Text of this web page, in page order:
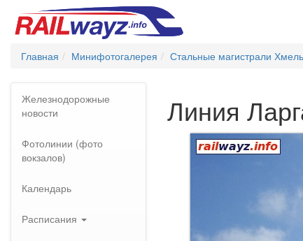
Главная Минифотогалерея Стальные магистрали
Железнодорожные
новости
Фотолинии (фото
вокзалов)
Календарь
Расписания
Линия